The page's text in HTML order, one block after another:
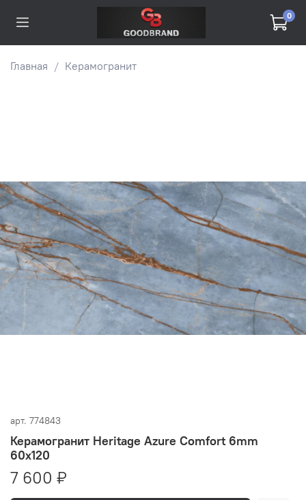
0
Главная Керамогранит
арт. 774843
Керамогранит Heritage Azure Comfort 6mm
60x120
7 600 ₽